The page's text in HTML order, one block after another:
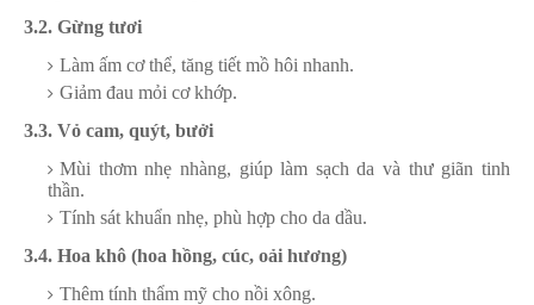
3.2. Gừng tươi
Làm ấm cơ thể, tăng tiết mồ hôi nhanh.
Giảm đau mỏi cơ khớp.
3.3. Vỏ cam, quýt, bưởi
Mùi thơm nhẹ nhàng, giúp làm sạch da và thư giãn tinh
thần.
Tính sát khuẩn nhẹ, phù hợp cho da dầu.
3.4. Hoa khô (hoa hồng, cúc, oải hương)
Thêm tính thẩm mỹ cho nồi xông.